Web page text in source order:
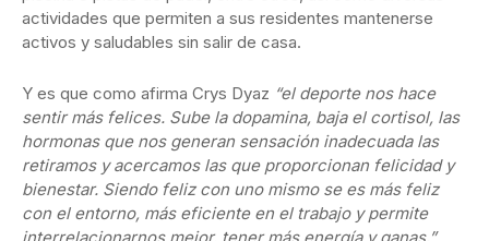
actividades que permiten a sus residentes mantenerse
activos y saludables sin salir de casa.
Y es que como afirma Crys Dyaz “el deporte nos hace
sentir más felices. Sube la dopamina, baja el cortisol, las
hormonas que nos generan sensación inadecuada las
retiramos y acercamos las que proporcionan felicidad y
bienestar. Siendo feliz con uno mismo se es más feliz
con el entorno, más eficiente en el trabajo y permite